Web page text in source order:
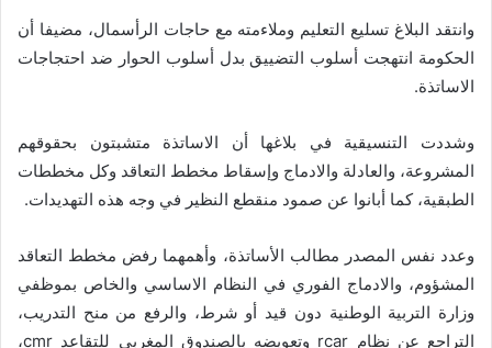
وانتقد البلاغ تسليع التعليم وملاءمته مع حاجات الرأسمال، مضيفا أن
الحكومة انتهجت أسلوب التضييق بدل أسلوب الحوار ضد احتجاجات
الاساتذة.
وشددت التنسيقية في بلاغها أن الاساتذة متشبتون بحقوقهم
المشروعة، والعادلة والادماج وإسقاط مخطط التعاقد وكل مخططات
الطبقية، كما أبانوا عن صمود منقطع النظير في وجه هذه التهديدات.
وعدد نفس المصدر مطالب الأساتذة، وأهمهما رفض مخطط التعاقد
المشؤوم، والادماج الفوري في النظام الاساسي والخاص بموظفي
وزارة التربية الوطنية دون قيد أو شرط، والرفع من منح التدريب،
التراجع عن نظام rcar وتعويضه بالصندوق المغربي للتقاعد cmr،